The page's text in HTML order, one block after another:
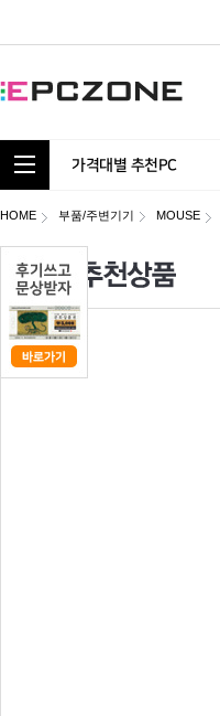
통합 카테고리 보기
가격대별 추천PC
HOME 부품/주변기기 MOUSE